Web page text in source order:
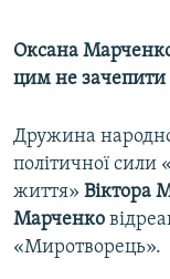
Оксана
цим не зачепити
Дружина
політичної сили
життя» Віктора
Марченко
«Миротворець».